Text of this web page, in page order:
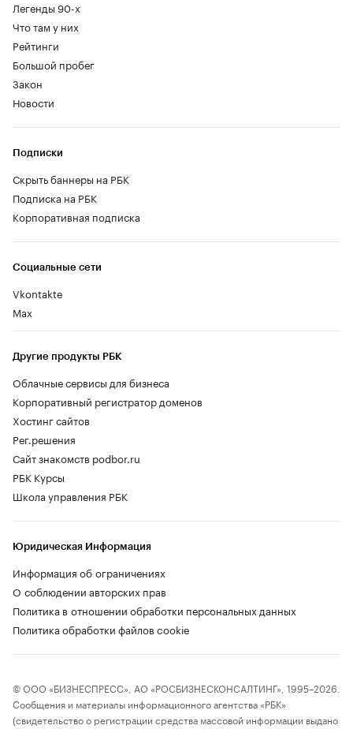
Легенды 90-х
Что там у них
Рейтинги
Большой пробег
Закон
Новости
Социальные сети
Vkontakte
Max
Другие продукты РБК
Облачные сервисы для бизнеса
Корпоративный регистратор доменов
Хостинг сайтов
Рег.решения
Сайт знакомств podbor.ru
РБК Курсы
Школа управления РБК
Подписки
Скрыть баннеры на РБК
Подписка на РБК
Корпоративная подписка
Юридическая Информация
Информация об ограничениях
О соблюдении авторских прав
Политика в отношении обработки персональных данных
Политика обработки файлов cookie
© ООО «БИЗНЕСПРЕСС», АО «РОСБИЗНЕСКОНСАЛТИНГ», 1995–2026.
Сообщения и материалы информационного агентства «РБК»
(свидетельство о регистрации средства массовой информации выдано